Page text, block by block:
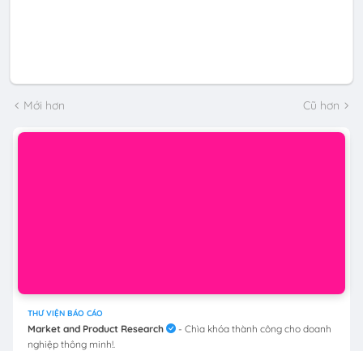
Mới hơn Cũ hơn
THƯ VIỆN BÁO CÁO
Market and Product Research
- Chìa khóa thành công cho doanh
nghiệp thông minh!.